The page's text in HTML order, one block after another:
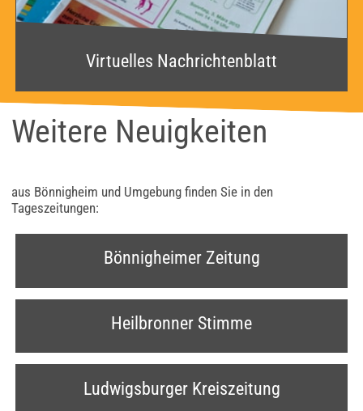
Virtuelles Nachrichtenblatt
Weitere Neuigkeiten
aus Bönnigheim und Umgebung finden Sie in den
Tageszeitungen:
Bönnigheimer Zeitung
Heilbronner Stimme
Ludwigsburger Kreiszeitung